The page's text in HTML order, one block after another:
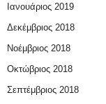
Ιανουάριος 2019
Δεκέμβριος 2018
Νοέμβριος 2018
Οκτώβριος 2018
Σεπτέμβριος 2018